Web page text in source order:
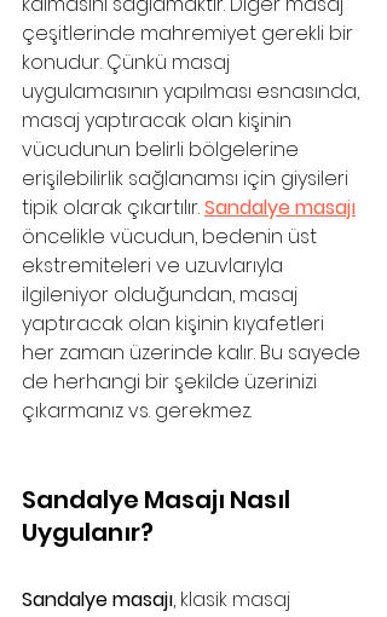
çeşitlerinde mahremiyet gerekli bir
konudur. Çünkü masaj
uygulamasının yapılması esnasında,
masaj yaptıracak olan kişinin
vücudunun belirli bölgelerine
erişilebilirlik sağlanamsı için giysileri
tipik olarak çıkartılır. Sandalye masajı
öncelikle vücudun, bedenin üst
ekstremiteleri ve uzuvlarıyla
ilgileniyor olduğundan, masaj
yaptıracak olan kişinin kıyafetleri
her zaman üzerinde kalır. Bu sayede
de herhangi bir şekilde üzerinizi
çıkarmanız vs. gerekmez.
Sandalye Masajı Nasıl
Uygulanır?
Sandalye masajı, klasik masaj